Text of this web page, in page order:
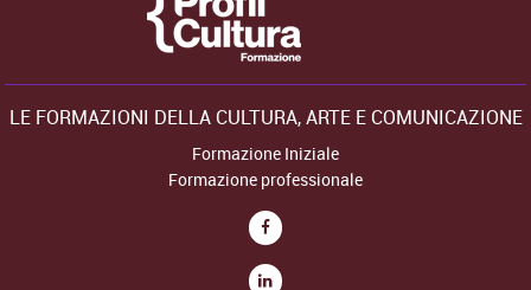
LE FORMAZIONI DELLA CULTURA, ARTE E COMUNICAZIONE
Formazione Iniziale
Formazione professionale